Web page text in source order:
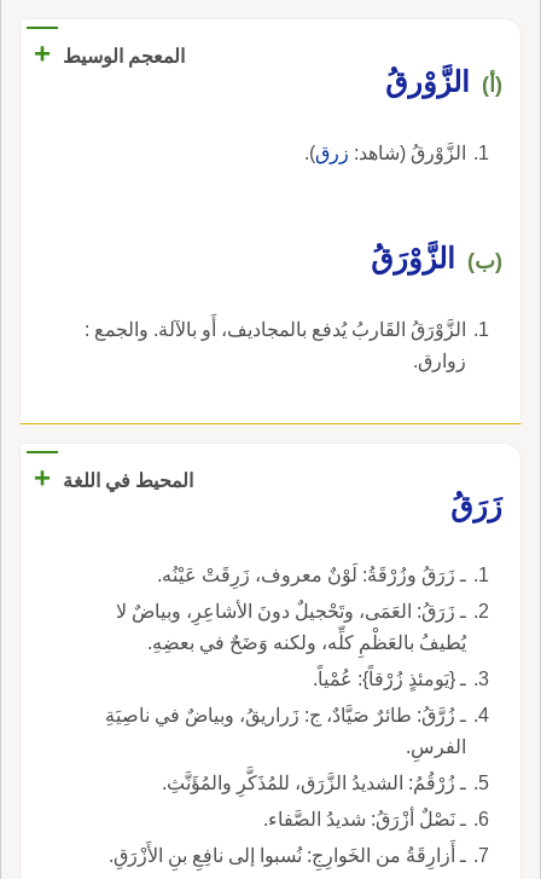
المعجم الوسيط +
(أ) الزَّوْرقُ
الزَّوْرقُ (شاهد: زرق).
(ب) الزَّوْرَقُ
الزَّوْرَقُ القَاربُ يُدفع بالمجاديف، أَو بالآلة. والجمع :
زوارق.
المحيط في اللغة
+
زَرَقُ
ـ زَرَقُ وزُرْقَةُ: لَوْنٌ معروف، زَرِقَتْ عَيْنُه.
ـ زَرَقُ: العَمَى، وتَحْجيلٌ دونَ الأشاعِرِ، وبياضٌ لا
يُطيفُ بالعَظْمِ كلِّه، ولكنه وَضَحٌ في بعضِهِ.
ـ {يَومئذٍ زُرْقاً}: عُمْياً.
ـ زُرَّقُ: طائرٌ صَيَّادٌ، ج: زَراريقُ، وبياضٌ في ناصِيَةِ
الفرسِ.
ـ زُرْقُمُ: الشديدُ الزَّرَق، للمُذَكَّرِ والمُؤَنَّثِ.
ـ نَصْلٌ أزْرَقُ: شديدُ الصَّفاء.
ـ أَزارِقَةُ من الخَوارِجِ: نُسبوا إلى نافِعِ بنِ الأَزْرَقِ.